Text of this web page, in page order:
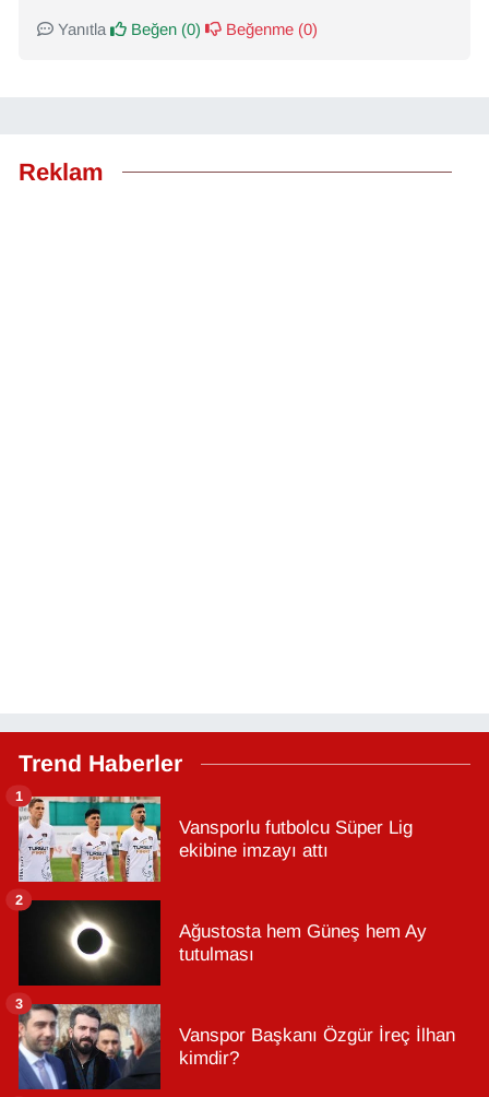
Yanıtla Beğen (0) Beğenme (0)
Reklam
Trend Haberler
Vansporlu futbolcu Süper Lig
ekibine imzayı attı
1
Ağustosta hem Güneş hem Ay
tutulması
2
Vanspor Başkanı Özgür İreç İlhan
kimdir?
3